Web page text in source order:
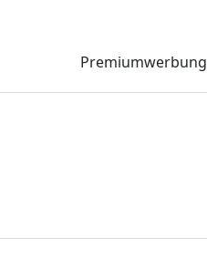
Premiumwerbung